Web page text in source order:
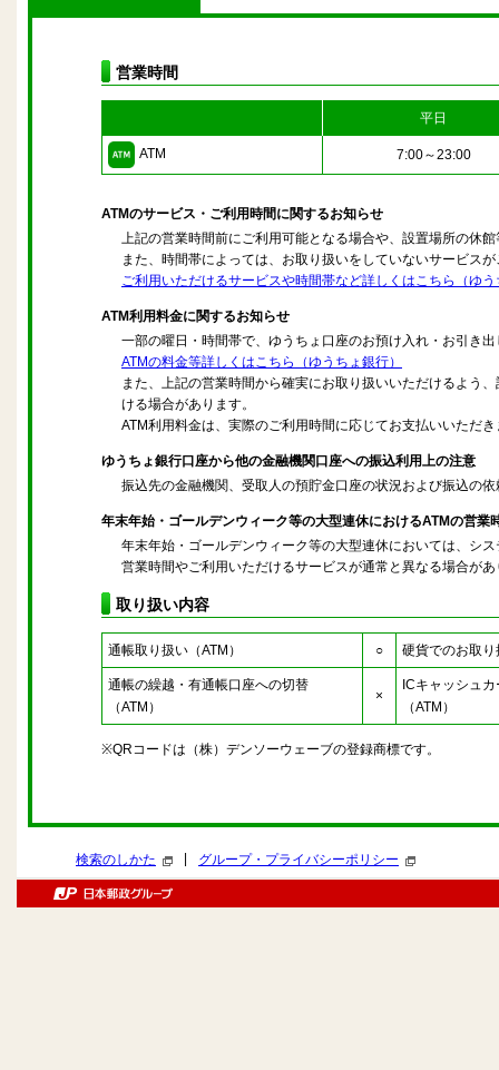
営業時間
平日
ATM 7:00～23:00
ATMのサービス・ご利用時間に関するお知らせ
上記の営業時間前にご利用可能となる場合や、設置場所の休
また、時間帯によっては、お取り扱いをしていないサービス
ご利用いただけるサービスや時間帯など詳しくはこちら（ゆ
ATM利用料金に関するお知らせ
一部の曜日・時間帯で、ゆうちょ口座のお預け入れ・お引き
ATMの料金等詳しくはこちら（ゆうちょ銀行）
また、上記の営業時間から確実にお取り扱いいただけるよう
ける場合があります。
ATM利用料金は、実際のご利用時間に応じてお支払いいただ
ゆうちょ銀行口座から他の金融機関口座への振込利用上の注意
振込先の金融機関、受取人の預貯金口座の状況および振込の
年末年始・ゴールデンウィーク等の大型連休におけるATMの営業
年末年始・ゴールデンウィーク等の大型連休においては、シ
営業時間やご利用いただけるサービスが通常と異なる場合が
取り扱い内容
通帳取り扱い（ATM） ○ 硬貨でのお取り
通帳の繰越・有通帳口座への切替
（ATM）
×
ICキャッシュ
（ATM）
※QRコードは（株）デンソーウェーブの登録商標です。
検索のしかた グループ・プライバシーポリシー